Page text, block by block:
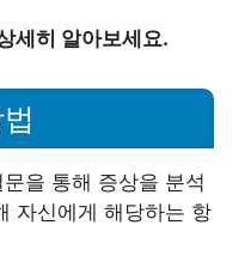
세히 알아보세요.
을 통해 증상을 분석
자신에게 해당하는 항